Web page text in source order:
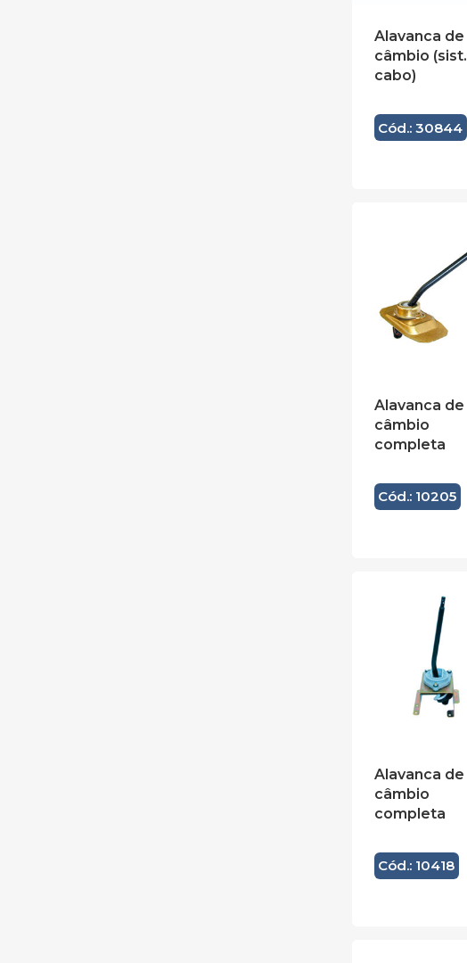
Alavanca de
câmbio (sist.
cabo)
Cód.: 30844
Alavanca de
câmbio
completa
Cód.: 10205
Alavanca de
câmbio
completa
Cód.: 10418